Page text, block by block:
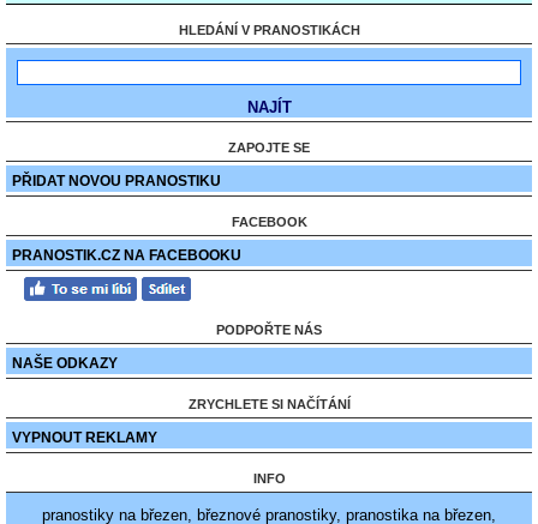
HLEDÁNÍ V PRANOSTIKÁCH
ZAPOJTE SE
PŘIDAT NOVOU PRANOSTIKU
FACEBOOK
PRANOSTIK.CZ NA FACEBOOKU
PODPOŘTE NÁS
NAŠE ODKAZY
ZRYCHLETE SI NAČÍTÁNÍ
VYPNOUT REKLAMY
INFO
pranostiky na březen, březnové pranostiky, pranostika na březen,